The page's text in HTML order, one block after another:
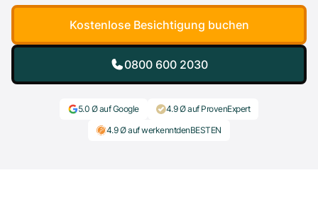
Kostenlose Besichtigung buchen
0800 600 2030
5.0 Ø auf Google
4.9 Ø auf ProvenExpert
4.9 Ø auf werkenntdenBESTEN